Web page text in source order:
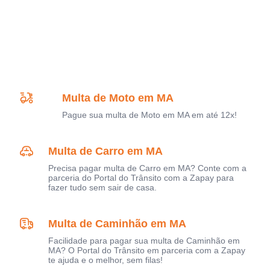
Multa de Moto em MA
Pague sua multa de Moto em MA em até 12x!
Multa de Carro em MA
Precisa pagar multa de Carro em MA? Conte com a
parceria do Portal do Trânsito com a Zapay para
fazer tudo sem sair de casa.
Multa de Caminhão em MA
Facilidade para pagar sua multa de Caminhão em
MA? O Portal do Trânsito em parceria com a Zapay
te ajuda e o melhor, sem filas!